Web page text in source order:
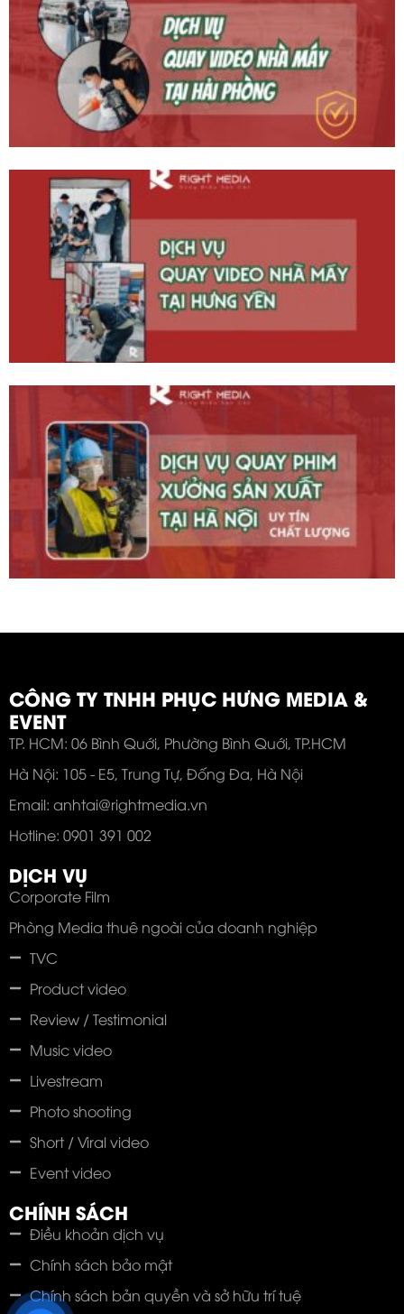
CÔNG TY TNHH PHỤC HƯNG MEDIA &
EVENT
TP. HCM: 06 Bình Quới, Phường Bình Quới, TP.HCM
Hà Nội: 105 - E5, Trung Tự, Đống Đa, Hà Nội
Email: anhtai@rightmedia.vn
Hotline: 0901 391 002
DỊCH VỤ
Corporate Film
Phòng Media thuê ngoài của doanh nghiệp
TVC
Product video
Review / Testimonial
Music video
Livestream
Photo shooting
Short / Viral video
Event video
CHÍNH SÁCH
Điều khoản dịch vụ
Chính sách bảo mật
Chính sách bản quyền và sở hữu trí tuệ